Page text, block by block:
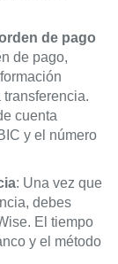
de pago
de pago,
cuenta
y el número
: Una vez que
debes
El tiempo
y el método